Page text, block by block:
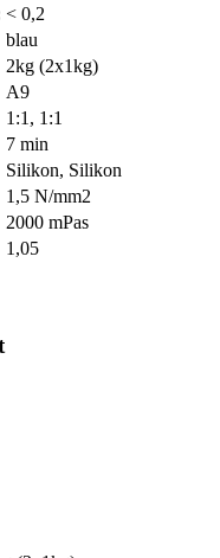
< 0,2
blau
2kg (2x1kg)
A9
1:1 , 1:1
7 min
Silikon, Silikon
1,5 N/mm2
2000 mPas
1,05